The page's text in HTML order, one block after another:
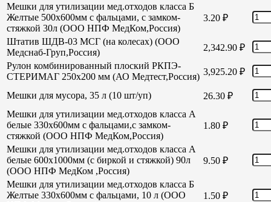
Мешки для утилизации мед.отходов класса Б
Желтые 500х600мм с фальцами, с замком-
стяжкой 30л (ООО НПФ МедКом,Россия)
3.20 ₽
Штатив ШДВ-03 МСГ (на колесах) (ООО
Медснаб-Груп,Россия)
2,342.90 ₽
Рулон комбинированный плоский РКПЭ-
СТЕРИМАГ 250х200 мм (АО Медтест,Россия) 3,925.20 ₽
Мешки для мусора, 35 л (10 шт/уп) 26.30 ₽
Мешки для утилизации мед.отходов класса А
белые 330х600мм с фальцами,с замком-
стяжкой (ООО НПФ МедКом,Россия)
1.80 ₽
Мешки для утилизации мед.отходов класса А
белые 600х1000мм (с биркой и стяжкой) 90л
(ООО НПФ МедКом ,Россия)
9.50 ₽
Мешки для утилизации мед.отходов класса Б
Желтые 330х600мм с фальцами, 10 л (ООО
1.50 ₽